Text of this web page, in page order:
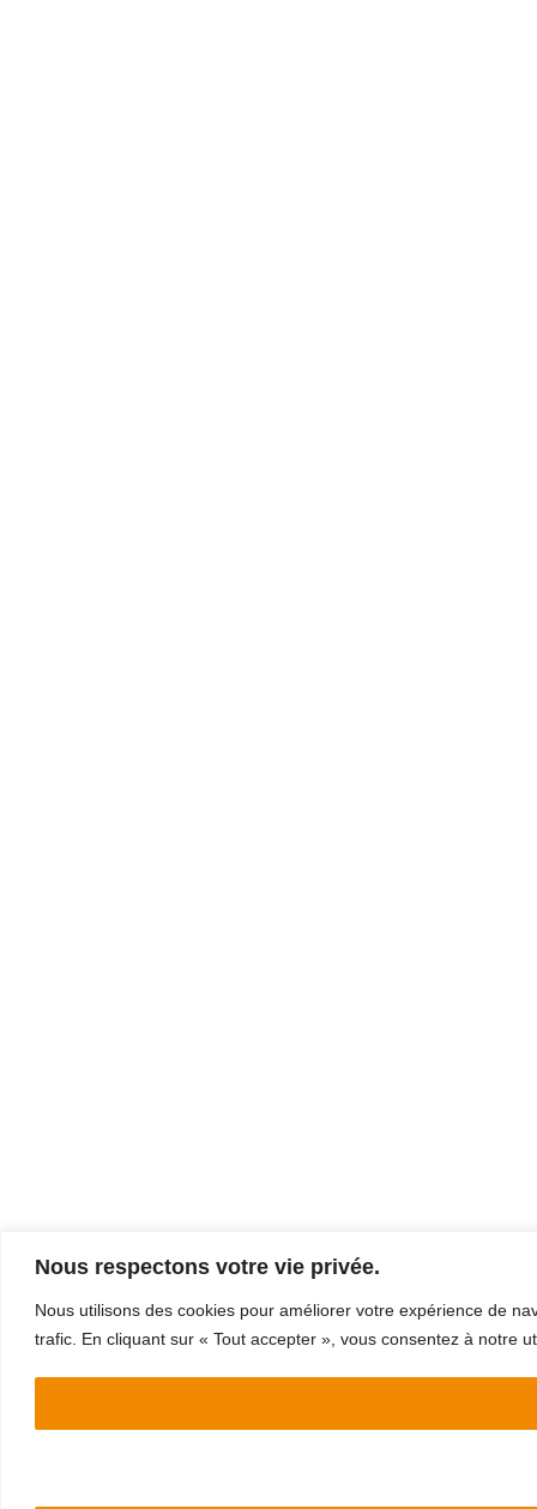
Nous respectons votre vie privée.
Nous utilisons des cookies pour améliorer votre expérience de
trafic. En cliquant sur « Tout accepter », vous consentez à notre